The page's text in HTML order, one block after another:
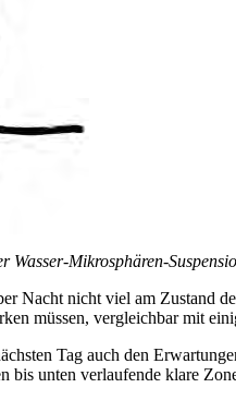
Mikrosphären-
Nacht nicht viel am Zustand
müssen, vergleichbar mit
Tag auch den
bis unten verlaufende klare